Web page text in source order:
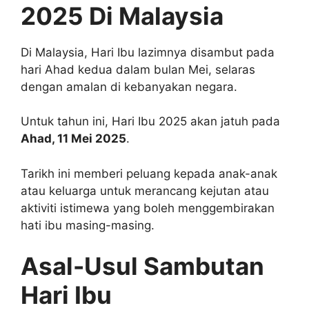
2025 Di Malaysia
Di Malaysia, Hari Ibu lazimnya disambut pada
hari Ahad kedua dalam bulan Mei, selaras
dengan amalan di kebanyakan negara.
Untuk tahun ini, Hari Ibu 2025 akan jatuh pada
Ahad, 11 Mei 2025.
Tarikh ini memberi peluang kepada anak-anak
atau keluarga untuk merancang kejutan atau
aktiviti istimewa yang boleh menggembirakan
hati ibu masing-masing.
Asal-Usul Sambutan
Hari Ibu